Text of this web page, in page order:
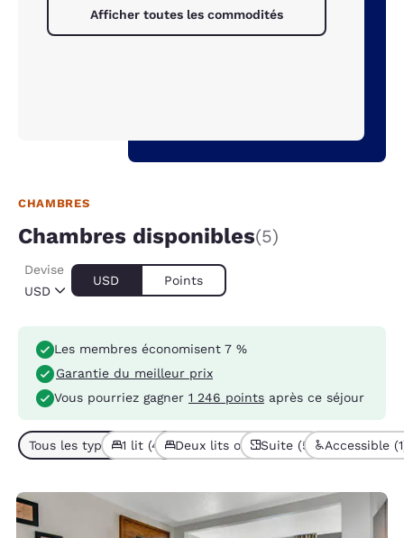
Afficher toutes les commodités
CHAMBRES
Chambres disponibles(5)
USD
Devise
USD Points
Les membres économisent 7 %
Garantie du meilleur prix
Vous pourriez gagner 1 246 points après ce séjour
Tous les types de chambres (5)
1 lit (4) Deux lits ou plus (1)
Suite (5) Accessible